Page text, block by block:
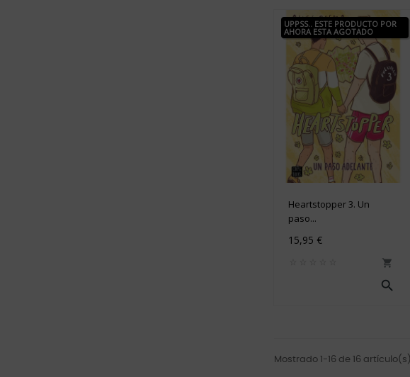
UPPSS.. ESTE PRODUCTO POR
AHORA ESTA AGOTADO
Heartstopper 3. Un
paso...
15,95 €


Mostrado 1-16 de 16 artículo(s)